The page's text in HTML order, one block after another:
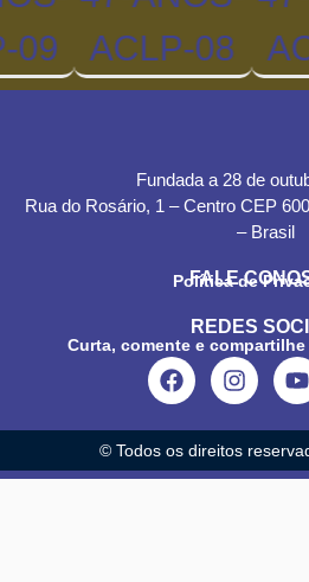
Fundada a 28 de
Rua do Rosário, 1 – Centro CEP
– Brasil
FALE
Política de
REDES
Curta, comente e
© Todos os direitos